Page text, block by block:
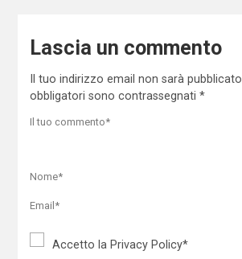
Lascia un commento
Il tuo indirizzo email non sarà pubblicato.
obbligatori sono contrassegnati *
Accetto la Privacy Policy*